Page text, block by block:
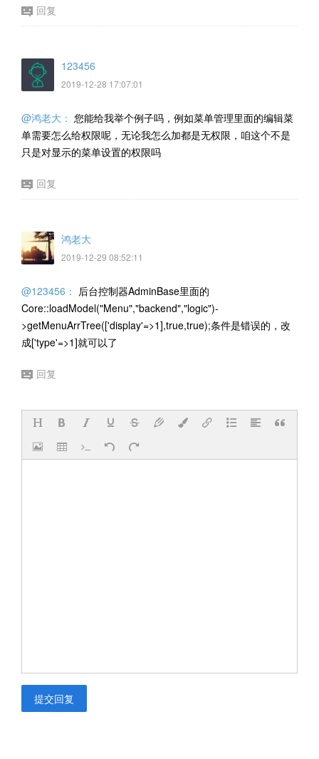
回复
123456
2019-12-28 17:07:01
@鸿老大： 您能给我举个例子吗，例如菜单管理里面的编辑菜
单需要怎么给权限呢，无论我怎么加都是无权限，咱这个不是
只是对显示的菜单设置的权限吗
回复
鸿老大
2019-12-29 08:52:11
@123456： 后台控制器AdminBase里面的
Core::loadModel("Menu","backend","logic")-
>getMenuArrTree(['display'=>1],true,true);条件是错误的，改
成['type'=>1]就可以了
回复
提交回复